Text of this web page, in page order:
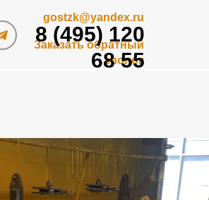
Заказать обратный
звонок
gostzk@yandex.ru
8 (495) 120
68 55